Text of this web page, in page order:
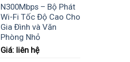
N300Mbps – Bộ Phát
Wi-Fi Tốc Độ Cao Cho
Gia Đình và Văn
Phòng Nhỏ
Giá: liên hệ